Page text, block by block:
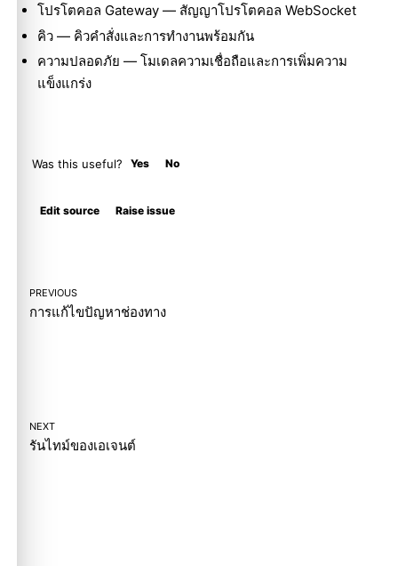
โปรโตคอล Gateway— สัญญาโปรโตคอล WebSocket
คิว— คิวคำสั่งและการทำงานพร้อมกัน
ความปลอดภัย — โมเดลความเชื่อถือและการเพิ่มความ
แข็งแกร่ง
Was this useful? Yes No
Edit source Raise issue
PREVIOUS
การแก้ไขปัญหาช่องทาง
NEXT
รันไทม์ของเอเจนต์